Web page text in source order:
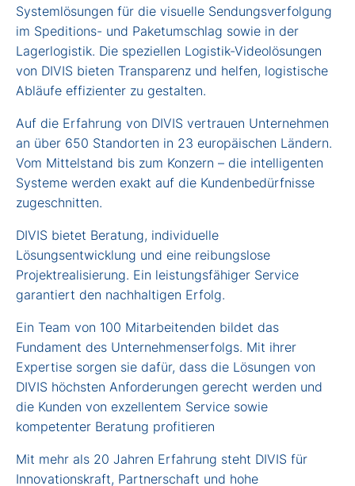
Systemlösungen für die visuelle Sendungsverfolgung
im Speditions- und Paketumschlag sowie in der
Lagerlogistik. Die speziellen Logistik-Videolösungen
von DIVIS bieten Transparenz und helfen, logistische
Abläufe effizienter zu gestalten.
Auf die Erfahrung von DIVIS vertrauen Unternehmen
an über 650 Standorten in 23 europäischen Ländern.
Vom Mittelstand bis zum Konzern – die intelligenten
Systeme werden exakt auf die Kundenbedürfnisse
zugeschnitten.
DIVIS bietet Beratung, individuelle
Lösungsentwicklung und eine reibungslose
Projektrealisierung. Ein leistungsfähiger Service
garantiert den nachhaltigen Erfolg.
Ein Team von 100 Mitarbeitenden bildet das
Fundament des Unternehmenserfolgs. Mit ihrer
Expertise sorgen sie dafür, dass die Lösungen von
DIVIS höchsten Anforderungen gerecht werden und
die Kunden von exzellentem Service sowie
kompetenter Beratung profitieren
Mit mehr als 20 Jahren Erfahrung steht DIVIS für
Innovationskraft, Partnerschaft und hohe